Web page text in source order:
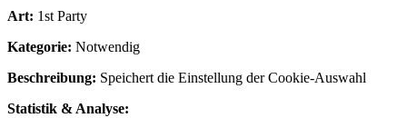
Art: 1st Party
Kategorie: Notwendig
Beschreibung: Speichert die Einstellung der Cookie-Auswahl
Statistik & Analyse: